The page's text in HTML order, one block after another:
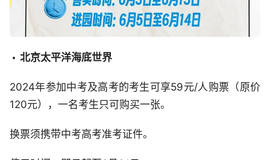
北京太平洋海底世界
2024年参加中考及高考的考生可享59元/人购票（原价
120元），一名考生只可购买一张。
换票须携带中考高考准考证件。